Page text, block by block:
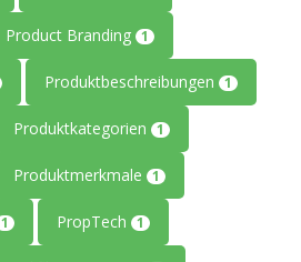
Product Branding 1
Produktbeschreibungen 1
Produktkategorien 1
Produktmerkmale 1
1 PropTech 1